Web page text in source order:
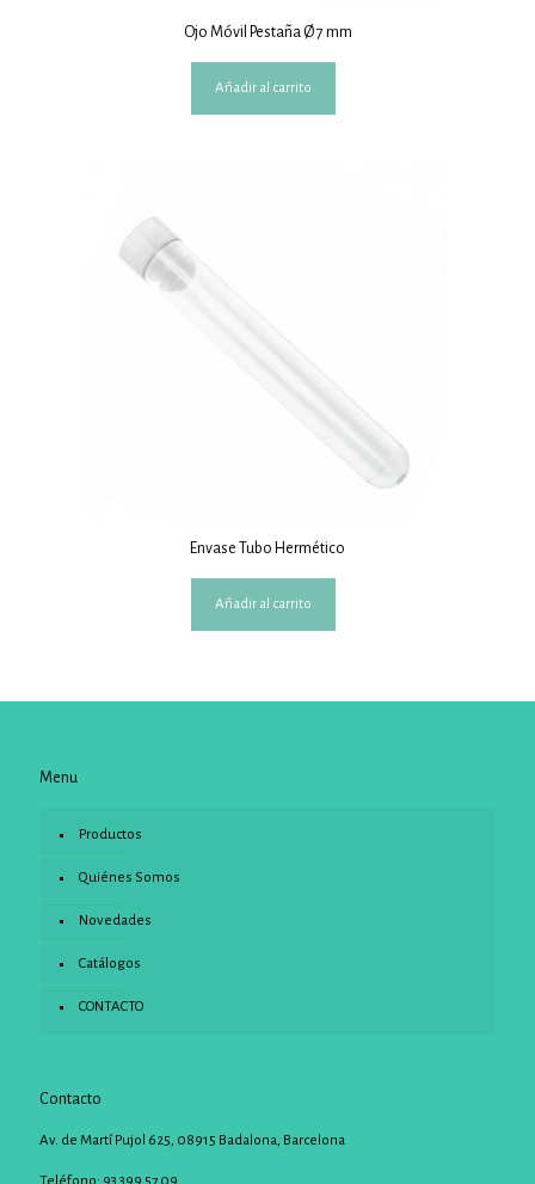
Ojo Móvil Pestaña Ø 7 mm
Añadir al carrito
Envase Tubo Hermético
Añadir al carrito
Menu
Productos
Quiénes Somos
Novedades
Catálogos
CONTACTO
Contacto
Av. de Martí Pujol 625, 08915 Badalona, Barcelona